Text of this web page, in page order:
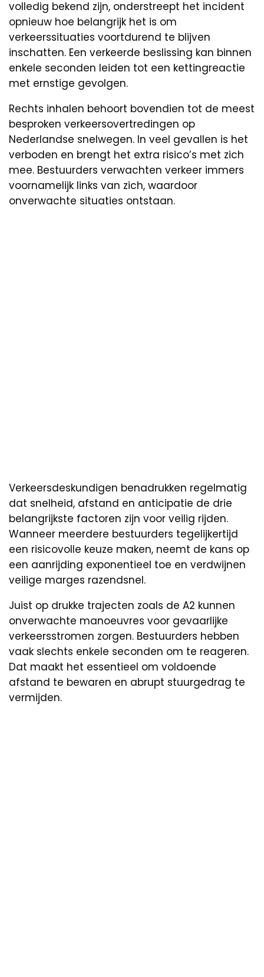
volledig bekend zijn, onderstreept het incident
opnieuw hoe belangrijk het is om
verkeerssituaties voortdurend te blijven
inschatten. Een verkeerde beslissing kan binnen
enkele seconden leiden tot een kettingreactie
met ernstige gevolgen.
Rechts inhalen behoort bovendien tot de meest
besproken verkeersovertredingen op
Nederlandse snelwegen. In veel gevallen is het
verboden en brengt het extra risico’s met zich
mee. Bestuurders verwachten verkeer immers
voornamelijk links van zich, waardoor
onverwachte situaties ontstaan.
Verkeersdeskundigen benadrukken regelmatig
dat snelheid, afstand en anticipatie de drie
belangrijkste factoren zijn voor veilig rijden.
Wanneer meerdere bestuurders tegelijkertijd
een risicovolle keuze maken, neemt de kans op
een aanrijding exponentieel toe en verdwijnen
veilige marges razendsnel.
Juist op drukke trajecten zoals de A2 kunnen
onverwachte manoeuvres voor gevaarlijke
verkeersstromen zorgen. Bestuurders hebben
vaak slechts enkele seconden om te reageren.
Dat maakt het essentieel om voldoende
afstand te bewaren en abrupt stuurgedrag te
vermijden.